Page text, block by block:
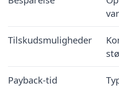
Tilskudsmuligheder
Payback-tid